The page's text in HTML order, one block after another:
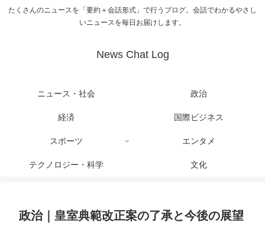
たくさんのニュースを「要約＋会話形式」で行うブログ。会話でわかるやさし
いニュースを毎日お届けします。
News Chat Log
ニュース・社会 政治
経済 国際ビジネス
スポーツ エンタメ
テクノロジー・科学 文化
政治｜皇室典範改正案の了承と今後の展望